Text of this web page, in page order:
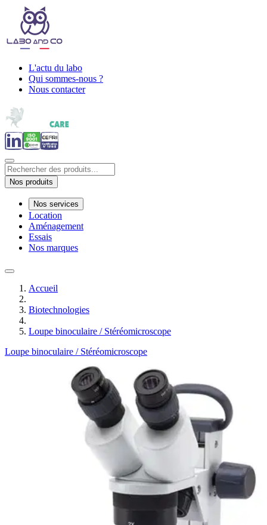
L'actu du labo
Qui sommes-nous ?
Nous contacter
Nos produits
Nos services
Location
Aménagement
Essais
Nos marques
Accueil
Biotechnologies
Loupe binoculaire / Stéréomicroscope
Loupe binoculaire / Stéréomicroscope